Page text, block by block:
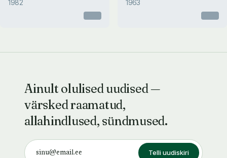
1982 1963
Ainult olulised uudised —
värsked raamatud,
allahindlused, sündmused.
Telli uudiskiri